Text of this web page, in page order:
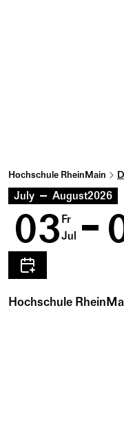
Hochschule RheinMain
July August2026
03Fr
Jul
Hochschule